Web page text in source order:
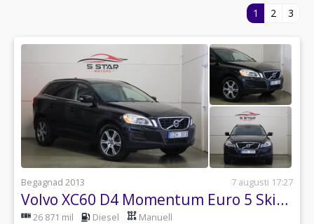
1 2 3
Begagnad 2013 7 augusti 17:27
Volvo XC60 D4 Momentum Euro 5 Skinn | Drag | GPS | P-sesnor
26 871 mil Diesel Manuell